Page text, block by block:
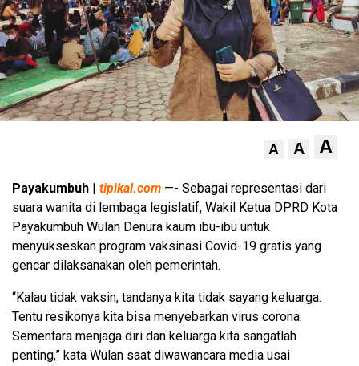
A A A
Payakumbuh tipikal.com —- Sebagai representasi dari
suara wanita di lembaga legislatif, Wakil Ketua DPRD Kota
Payakumbuh Wulan Denura kaum ibu-ibu untuk
menyukseskan program vaksinasi Covid-19 gratis yang
gencar dilaksanakan oleh pemerintah.
“Kalau tidak vaksin, tandanya kita tidak sayang keluarga.
Tentu resikonya kita bisa menyebarkan virus corona.
Sementara menjaga diri dan keluarga kita sangatlah
penting,” kata Wulan saat diwawancara media usai